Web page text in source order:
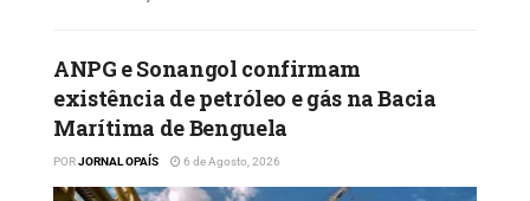
O ministro do Turismo está indicado para
aprovar as peças do procedimento, verificar
a validade e a legalidade dos actos
praticados, bem como celebrar e assinar os
ANPG e Sonangol confirmam
existência de petróleo e gás na Bacia
Marítima de Benguela
PORJORNAL OPAÍS 6 de Agosto, 2026